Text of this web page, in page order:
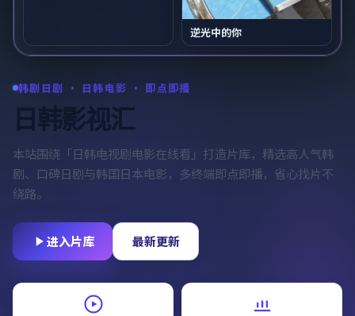
韩剧日剧 · 日韩电影 · 即点即播
日韩影视汇
本站围绕「日韩电视剧电影在线看 」打造片库，精选高人气韩
剧、口碑日剧与韩国日本电影，多终端即点即播，省心找片不
绕路。
进入片库 最新更新
逆光中的你